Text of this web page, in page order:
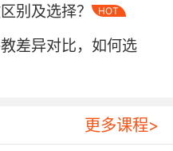
育背景，许多持有
TEFL（英语作为外语
学经验丰富，擅长根
发性。
别及选择？ HOT
差异对比，如何选
更多课程>